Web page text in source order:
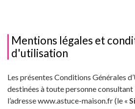
Mentions légales et
d'utilisation
Les présentes Conditions Générales
destinées à toute personne consultant
l’adresse www.astuce-maison.fr (le «